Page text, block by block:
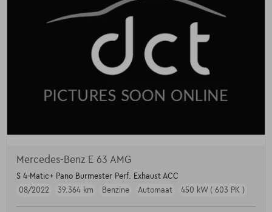
Mercedes-Benz E 63 AMG
S 4-Matic+ Pano Burmester Perf. Exhaust ACC
08/2022
39.364 km Benzine Automaat 450 kW ( 603 PK )